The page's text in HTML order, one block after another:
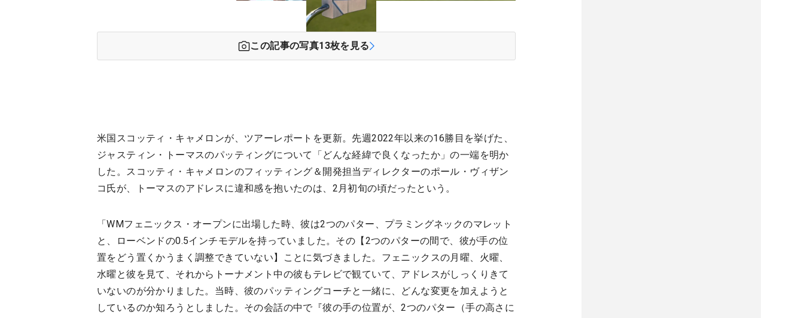
この記事の写真13枚を見る
米国スコッティ・キャメロンが、ツアーレポートを更新。先週2022年以来の16勝目を挙げた、
ジャスティン・トーマスのパッティングについて「どんな経緯で良くなったか」の一端を明か
した。スコッティ・キャメロンのフィッティング＆開発担当ディレクターのポール・ヴィザン
コ氏が、トーマスのアドレスに違和感を抱いたのは、2月初旬の頃だったという。
「WMフェニックス・オープンに出場した時、彼は2つのパター、プラミングネックのマレット
と、ローベンドの0.5インチモデルを持っていました。その【2つのパターの間で、彼が手の位
置をどう置くかうまく調整できていない】ことに気づきました。フェニックスの月曜、火曜、
水曜と彼を見て、それからトーナメント中の彼もテレビで観ていて、アドレスがしっくりきて
いないのが分かりました。当時、彼のパッティングコーチと一緒に、どんな変更を加えようと
しているのか知ろうとしました。その会話の中で『彼の手の位置が、2つのパター（手の高さに